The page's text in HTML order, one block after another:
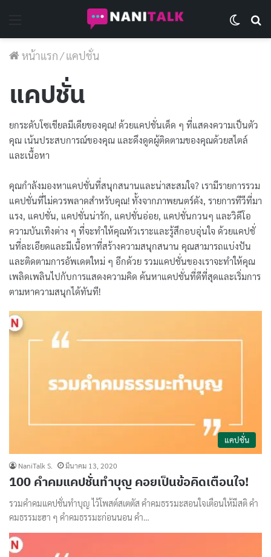
หน้าแรก/แคปชั่น
แคปชั่น
ยกระดับโซเชียลมีเดียของคุณ! ด้วยแคปชั่นเด็ด ๆ ที่แสดงความเป็นตัว
คุณ เน้นประสบการณ์ของคุณ และดึงดูดผู้ติดตามของคุณด้วยสไตล์
และเนื้อหา
คุณกำลังมองหาแคปชั่นที่สนุกสนานและน่าสะสมใจ? เรามีรายการรวม
แคปชั่นที่ไม่ควรพลาดสำหรับคุณ! ทั้งจากภาพยนตร์ดัง, รายการทีวีที่มา
แรง, แคปชั่น, แคปชั่นน่ารัก, แคปชั่นอ่อย, แคปชั่นกวนๆ และวิดีโอ
ความบันเทิงต่าง ๆ ที่จะทำให้คุณหัวเราะและรู้สึกอบอุ่นใจ ด้วยแคปชั่
นที่ละเอียดและมีเนื้อหาที่สร้างความสนุกสนาน คุณสามารถแบ่งปัน
และติดตามการอัพเดตใหม่ ๆ อีกด้วย รวมแคปชั่นของเราจะทำให้คุณ
เพลิดเพลินไปกับการแสดงความคิด ค้นหาแคปชั่นที่ดีที่สุดและเริ่มการ
ตามหาความสนุกได้ทันที!
แคปชั่น
NaniTalk S. มีนาคม 13, 2020
100 คำคมแคปชั่นทำบุญ คอยเป็นข้อคิดเตือนใจ!
รวมคำคมแคปชั่นทำบุญ ไว้โพสต์สเตตัส คําคมธรรมะสอนใจเตือนให้มีสติ คํา
คมธรรมะฮา ๆ คําคมธรรมะก่อนนอน คํา…